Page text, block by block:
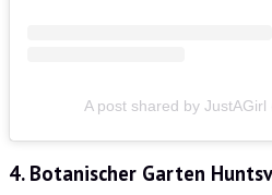
A post shared by
4. Botanischer Garten